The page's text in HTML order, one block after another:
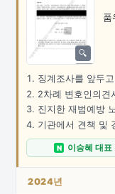
품
징계조사를 앞두
2차례 변호인의견
진지한 재범예방
기관에서 견책 및
N 이승혜 대표
2024년